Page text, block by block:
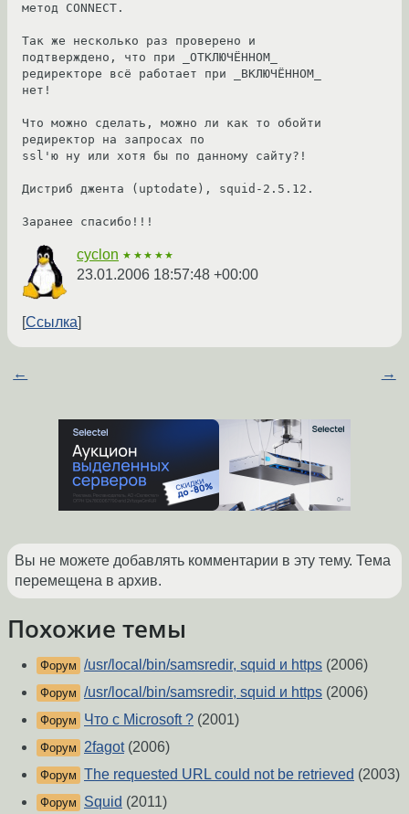
метод CONNECT.
Так же несколько раз проверено и
подтверждено, что при _ОТКЛЮЧЁННОМ_
редиректоре всё работает при _ВКЛЮЧЁННОМ_
нет!
Что можно сделать, можно ли как то обойти
редиректор на запросах по
ssl'ю ну или хотя бы по данному сайту?!
Дистриб джента (uptodate), squid-2.5.12.
Заранее спасибо!!!
cyclon ★★★★★
23.01.2006 18:57:48 +00:00
Ссылка
← →
Вы не можете добавлять комментарии в эту тему. Тема
перемещена в архив.
Похожие темы
Форум /usr/local/bin/samsredir, squid и https (2006)
Форум /usr/local/bin/samsredir, squid и https (2006)
Форум Что с Microsoft ? (2001)
Форум 2fagot(2006)
Форум The requested URL could not be retrieved (2003)
Форум Squid (2011)